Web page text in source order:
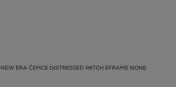
NEW ERA ČEPICE DISTRESSED PATCH EFRAME NONE